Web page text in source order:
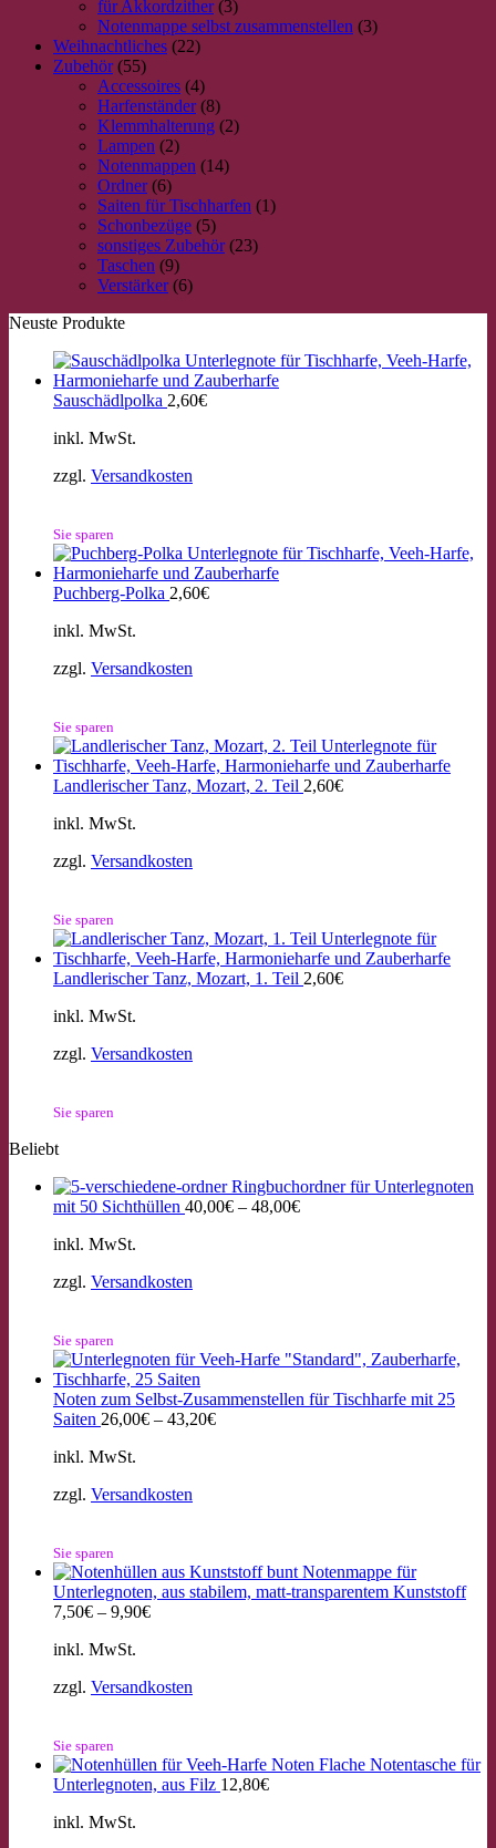
für Akkordzither (3)
Notenmappe selbst zusammenstellen (3)
Weihnachtliches (22)
Zubehör (55)
Accessoires (4)
Harfenständer (8)
Klemmhalterung (2)
Lampen (2)
Notenmappen (14)
Ordner (6)
Saiten für Tischharfen (1)
Schonbezüge (5)
sonstiges Zubehör (23)
Taschen (9)
Verstärker (6)
Neuste Produkte
Sauschädlpolka 2,60€
inkl. MwSt.
zzgl. Versandkosten
Sie sparen
Puchberg-Polka 2,60€
inkl. MwSt.
zzgl. Versandkosten
Sie sparen
Landlerischer Tanz, Mozart, 2. Teil 2,60€
inkl. MwSt.
zzgl. Versandkosten
Sie sparen
Landlerischer Tanz, Mozart, 1. Teil 2,60€
inkl. MwSt.
zzgl. Versandkosten
Sie sparen
Beliebt
Ringbuchordner für Unterlegnoten
mit 50 Sichthüllen 40,00€ – 48,00€
inkl. MwSt.
zzgl. Versandkosten
Sie sparen
Noten zum Selbst-Zusammenstellen für Tischharfe mit 25
Saiten 26,00€ – 43,20€
inkl. MwSt.
zzgl. Versandkosten
Sie sparen
Notenmappe für
Unterlegnoten, aus stabilem, matt-transparentem Kunststoff
7,50€ – 9,90€
inkl. MwSt.
zzgl. Versandkosten
Sie sparen
Flache Notentasche für
Unterlegnoten, aus Filz 12,80€
inkl. MwSt.